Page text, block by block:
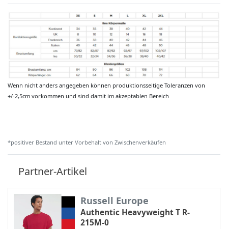
Wenn nicht anders angegeben können produktionsseitige Toleranzen von
+/-2,5cm vorkommen und sind damit im akzeptablen Bereich
*positiver Bestand unter Vorbehalt von Zwischenverkäufen
Partner-Artikel
Russell Europe
Authentic Heavyweight T R-
215M-0